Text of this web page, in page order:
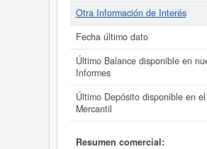
Otra Información de Interés
Fecha último dato
Último Balance disponible en
Informes
Último Depósito disponible en
Mercantil
Resumen comercial: